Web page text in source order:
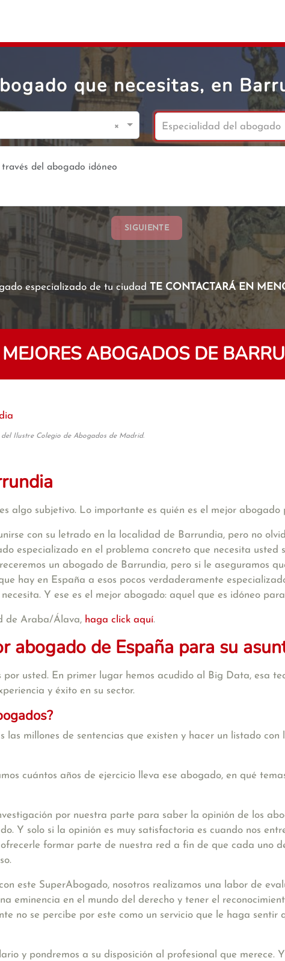
que necesitas, en
× Especialidad del abogado
SIGUIENTE
especializado de tu ciudad TE CONTACTARÁ EN
ABOGADOS DE
del Ilustre Colegio de Abogados de Madrid.
algo subjetivo. Lo importante es quién es el mejor abogado
con su letrado en la localidad de Barrundia, pero no
especializado en el problema concreto que necesita usted
un abogado de Barrundia, pero si le aseguramos
hay en España a esos pocos verdaderamente
Y ese es el mejor abogado: aquel que es idóneo
de Araba/Álava, haga click aquí.
abogado de España para su
por usted. En primer lugar hemos acudido al Big Data, esa
y éxito en su sector.
las millones de sentencias que existen y hacer un listado
cuántos años de ejercicio lleva ese abogado, en qué
por nuestra parte para saber la opinión de los
Y solo si la opinión es muy satisfactoria es cuando nos
formar parte de nuestra red a fin de que cada uno
este SuperAbogado, nosotros realizamos una labor de
eminencia en el mundo del derecho y tener el
no se percibe por este como un servicio que le haga
y pondremos a su disposición al profesional que merece.